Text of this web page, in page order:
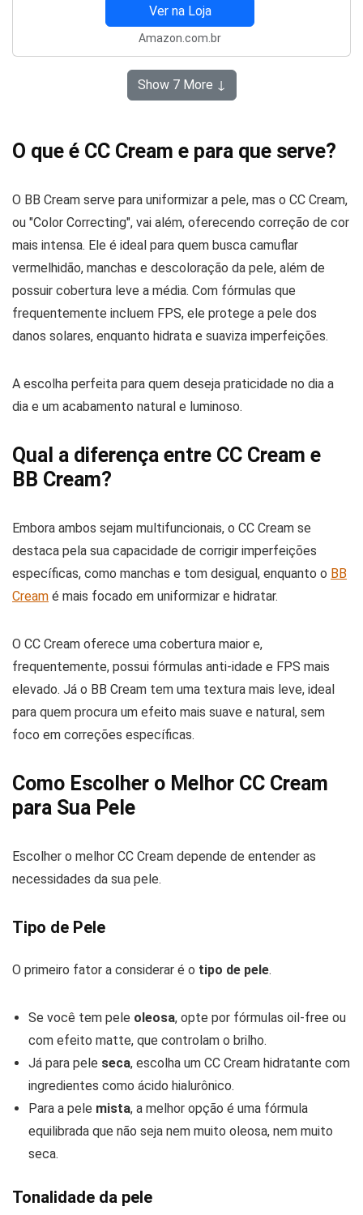
Ver na Loja
Amazon.com.br
Show 7 More ↓
O que é CC Cream e para que serve?
O BB Cream serve para uniformizar a pele, mas o CC Cream,
ou "Color Correcting", vai além, oferecendo correção de cor
mais intensa. Ele é ideal para quem busca camuflar
vermelhidão, manchas e descoloração da pele, além de
possuir cobertura leve a média. Com fórmulas que
frequentemente incluem FPS, ele protege a pele dos
danos solares, enquanto hidrata e suaviza imperfeições.
A escolha perfeita para quem deseja praticidade no dia a
dia e um acabamento natural e luminoso.
Qual a diferença entre CC Cream e
BB Cream?
Embora ambos sejam multifuncionais, o CC Cream se
destaca pela sua capacidade de corrigir imperfeições
específicas, como manchas e tom desigual, enquanto o BB
Cream é mais focado em uniformizar e hidratar.
O CC Cream oferece uma cobertura maior e,
frequentemente, possui fórmulas anti-idade e FPS mais
elevado. Já o BB Cream tem uma textura mais leve, ideal
para quem procura um efeito mais suave e natural, sem
foco em correções específicas.
Como Escolher o Melhor CC Cream
para Sua Pele
Escolher o melhor CC Cream depende de entender as
necessidades da sua pele.
Tipo de Pele
O primeiro fator a considerar é o tipo de pele.
Se você tem pele oleosa, opte por fórmulas oil-free ou
com efeito matte, que controlam o brilho.
Já para pele seca, escolha um CC Cream hidratante com
ingredientes como ácido hialurônico.
Para a pele mista, a melhor opção é uma fórmula
equilibrada que não seja nem muito oleosa, nem muito
seca.
Tonalidade da pele